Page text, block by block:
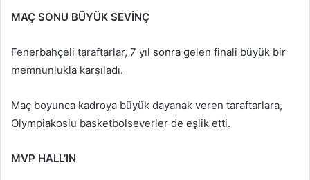
MAÇ SONU BÜYÜK SEVİNÇ
Fenerbahçeli taraftarlar, 7 yıl sonra gelen finali büyük bir
memnunlukla karşıladı.
Maç boyunca kadroya büyük dayanak veren taraftarlara,
Olympiakoslu basketbolseverler de eşlik etti.
MVP HALL’IN